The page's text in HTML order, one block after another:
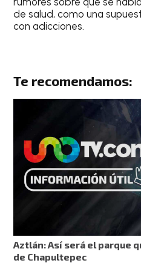
de salud, como una
con adicciones.
Te recomendamos:
Aztlán: Así será el parque
de Chapultepec